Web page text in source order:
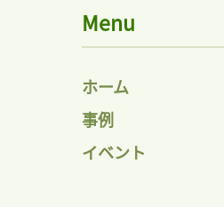
Menu
ホーム
事例
イベント